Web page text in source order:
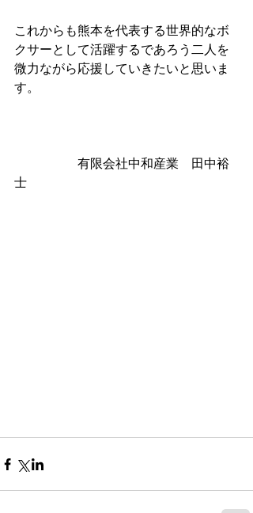
これからも熊本を代表する世界的なボ
クサーとして活躍するであろう二人を
微力ながら応援していきたいと思いま
す。
有限会社中和産業　田中裕
士